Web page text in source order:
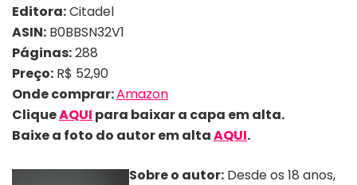
Editora:Citadel
ASIN: B0BBSN32V1
Páginas:288
Preço: R$ 52,90
Onde comprar:Amazon
CliqueAQUI para baixar a capa em alta.
Baixe a foto do autor em altaAQUI.
Sobre o autor: Desde os 18 anos,